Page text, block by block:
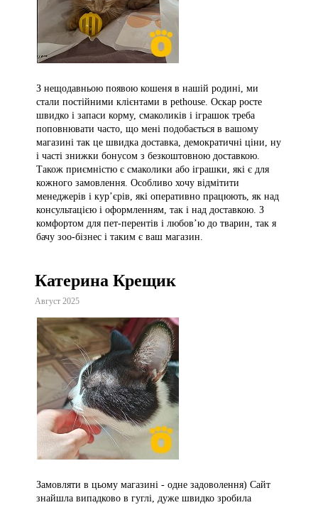
З нещодавньою появою кошеня в нашій родині, ми
стали постійними клієнтами в pethouse. Оскар росте
швидко і запаси корму, смаколиків і іграшок треба
поповнювати часто, що мені подобається в вашому
магазині так це швидка доставка, демократичні ціни, ну
і часті знижки бонусом з безкоштовною доставкою.
Також приємністю є смаколики або іграшки, які є для
кожного замовлення. Особливо хочу відмітити
менеджерів і курʼєрів, які оперативно працюють, як над
консультацією і оформленням, так і над доставкою. З
комфортом для пет-перентів і любовʼю до тварин, так я
бачу зоо-бізнес і таким є ваш магазин.
Катерина Крещик
Август 2025
Замовляти в цьому магазині - одне задоволення) Сайт
знайшла випадково в гуглі, дуже швидко зробила